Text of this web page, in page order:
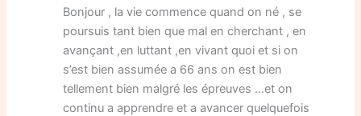
Bonjour , la vie commence quand on né , se
poursuis tant bien que mal en cherchant , en
avançant ,en luttant ,en vivant quoi et si on
s’est bien assumée a 66 ans on est bien
tellement bien malgré les épreuves …et on
continu a apprendre et a avancer quelquefois